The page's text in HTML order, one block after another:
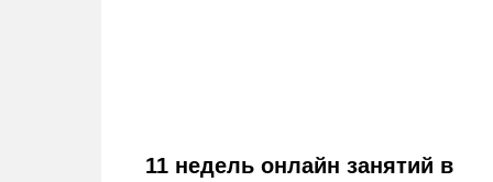
11 недель онлайн занятий в